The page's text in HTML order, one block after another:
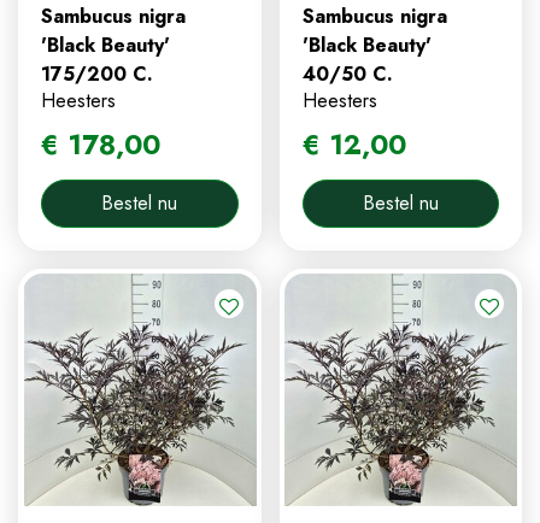
Sambucus nigra
'Black Beauty'
175/200 C.
Heesters
€ 178,00
Bestel nu
Sambucus nigra
'Black Beauty'
40/50 C.
Heesters
€ 12,00
Bestel nu